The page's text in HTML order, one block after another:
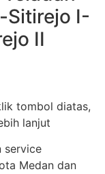
Sitirejo I-
II
tombol diatas,
lanjut
service
Medan dan